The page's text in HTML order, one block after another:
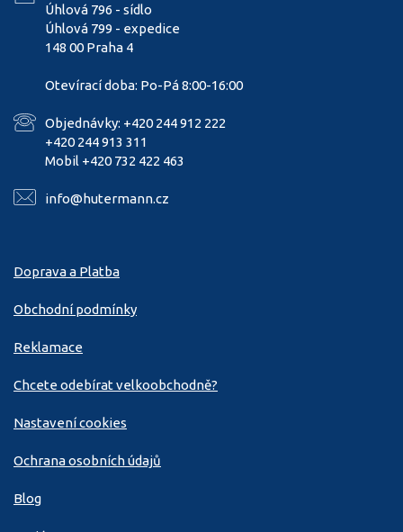
Úhlová 796 - sídlo
Úhlová 799 - expedice
148 00 Praha 4
Otevírací doba: Po-Pá 8:00-16:00
Objednávky: +420 244 912 222
+420 244 913 311
Mobil +420 732 422 463
info@hutermann.cz
Doprava a Platba
Obchodní podmínky
Reklamace
Chcete odebírat velkoobchodně?
Nastavení cookies
Ochrana osobních údajů
Blog